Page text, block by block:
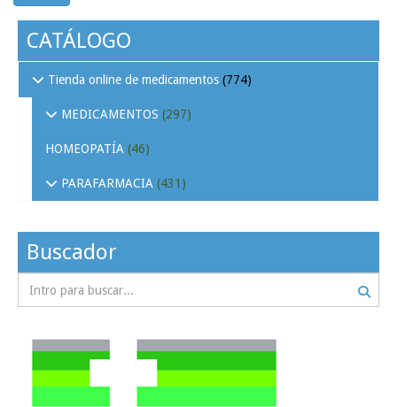
CATÁLOGO
Tienda online de medicamentos (774)
MEDICAMENTOS (297)
HOMEOPATÍA (46)
PARAFARMACIA (431)
Buscador